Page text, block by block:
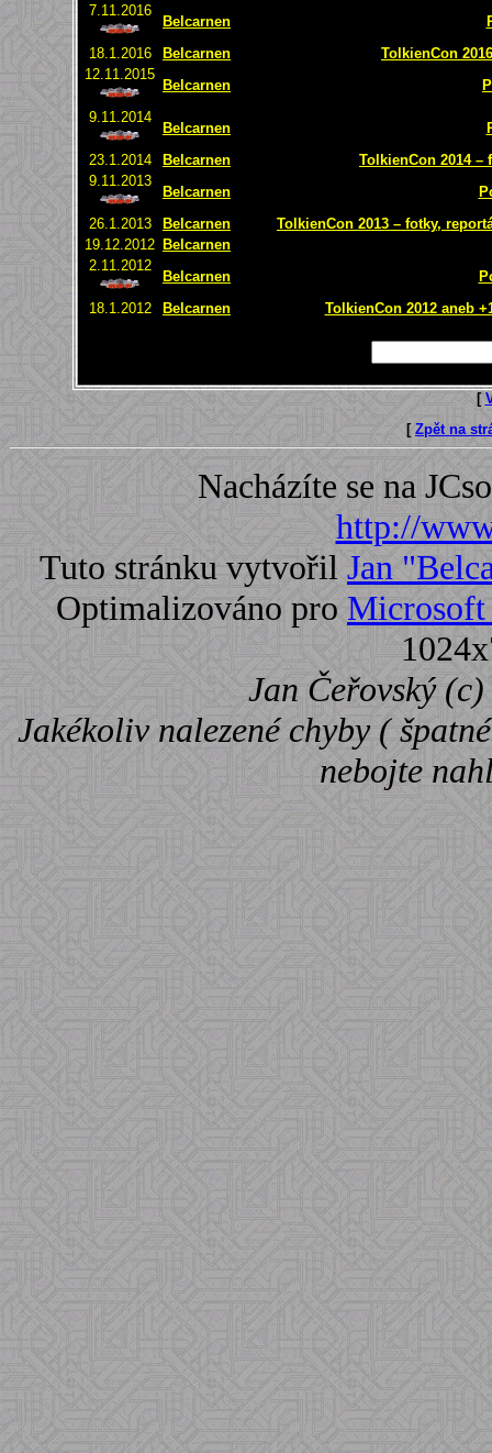
7.11.2016
Belcarnen
18.1.2016
Belcarnen
TolkienCon
12.11.2015
Belcarnen
9.11.2014
Belcarnen
23.1.2014
Belcarnen
TolkienCon 2014 –
9.11.2013
Belcarnen
26.1.2013
Belcarnen
TolkienCon 2013 – fotky,
19.12.2012 Belcarnen
2.11.2012
Belcarnen
18.1.2012
Belcarnen TolkienCon 2012 aneb
[
[ Zpět na
Nacházíte se na
http://
Tuto stránku vytvořil Jan
Optimalizováno pro
Jan Čeřovský
Jakékoliv nalezené chyby (
nebojte